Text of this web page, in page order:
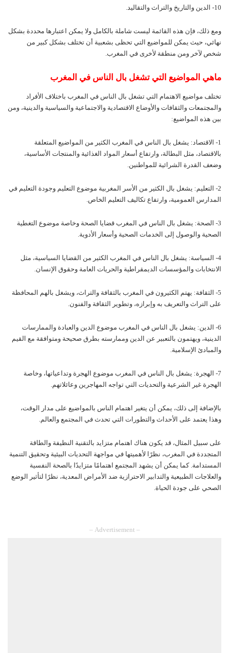
10- الدين والتاريخ والتراث والتقاليد.
ومع ذلك، فإن هذه القائمة ليست شاملة بالكامل ولا يمكن اعتبارها محددة بشكل
نهائي، حيث يمكن للمواضيع التي تحظى بشعبية أن تختلف بشكل كبير من
شخص لآخر ومن منطقة لأخرى في المغرب.
ماهي المواضيع التي تشغل بال الناس في المغرب
تختلف مواضيع الاهتمام التي تشغل بال الناس في المغرب باختلاف الأفراد
والمجتمعات والثقافات والأوضاع الاقتصادية والاجتماعية والسياسية والدينية، ومن
بين هذه المواضيع:
1- الاقتصاد: يشغل بال الناس في المغرب الكثير من المواضيع المتعلقة
بالاقتصاد، مثل البطالة، وارتفاع أسعار المواد الغذائية والمنتجات الأساسية،
وضعف القدرة الشرائية للمواطنين.
2- التعليم: يشغل بال الكثير من الأسر المغربية موضوع التعليم وجودة التعليم في
المدارس العمومية، وارتفاع تكاليف التعليم الخاص.
3- الصحة: يشغل بال الناس في المغرب قضايا الصحة وخاصة موضوع التغطية
الصحية والوصول إلى الخدمات الصحية وأسعار الأدوية.
4- السياسة: يشغل بال الناس في المغرب الكثير من القضايا السياسية، مثل
الانتخابات والمؤسسات الديمقراطية والحريات العامة وحقوق الإنسان.
5- الثقافة: يهتم الكثيرون في المغرب بالثقافة والتراث، ويشغل بالهم المحافظة
على التراث والتعريف به وإبرازه، وتطوير الثقافة والفنون.
6- الدين: يشغل بال الناس في المغرب موضوع الدين والعبادة والممارسات
الدينية، ويهتمون بالتعبير عن الدين وممارسته بطرق صحيحة ومتوافقة مع القيم
والمبادئ الإسلامية.
7- الهجرة: يشغل بال الناس في المغرب موضوع الهجرة وتداعياتها، وخاصة
الهجرة غير الشرعية والتحديات التي تواجه المهاجرين وعائلاتهم.
بالإضافة إلى ذلك، يمكن أن يتغير اهتمام الناس بالمواضيع على مدار الوقت،
وهذا يعتمد على الأحداث والتطورات التي تحدث في المجتمع والعالم.
على سبيل المثال، قد يكون هناك اهتمام متزايد بالتقنية النظيفة والطاقة
المتجددة في المغرب، نظرًا لأهميتها في مواجهة التحديات البيئية وتحقيق التنمية
المستدامة. كما يمكن أن يشهد المجتمع اهتمامًا متزايدًا بالصحة النفسية
والعلاجات الطبيعية والتدابير الاحترازية ضد الأمراض المعدية، نظرًا لتأثير الوضع
الصحي على جودة الحياة.
– Advertisement –